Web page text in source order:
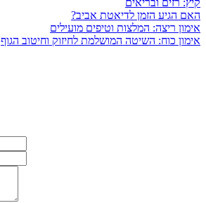
האם הגיע הזמן לדיאטת אביב?
אימון ריצה: המלצות וטיפים מועילים
אימון כוח: השיטה המושלמת לחיזוק וחיטוב הגוף